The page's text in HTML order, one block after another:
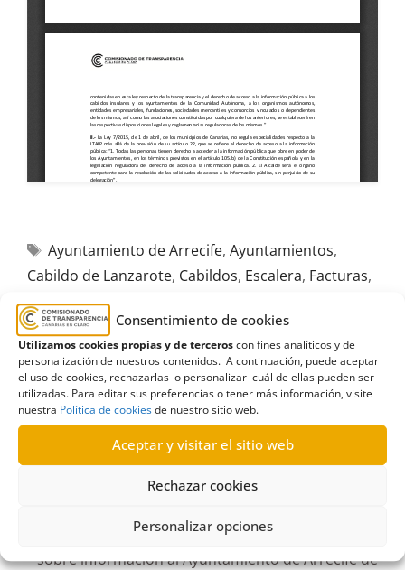
Consentimiento de cookies
Utilizamos cookies propias y de terceroscon fines analíticos y de
personalización de nuestros contenidos. A continuación, puede aceptar
el uso de cookies, rechazarlas o personalizar cuál de ellas pueden ser
utilizadas. Para editar sus preferencias o tener más información, visite
nuestra Política de cookiesde nuestro sitio web.
Aceptar y visitar el sitio web
Rechazar cookies
Personalizar opciones
Ayuntamiento de Arrecife, Ayuntamientos,
Cabildo de Lanzarote, Cabildos, Escalera, Facturas,
Información pública
de coches abandonados,Servicios,Solicitud de
acceso a información pública
Declaratoria de desistimiento de reclamación
sobre información al Ayuntamiento de Arrecife de